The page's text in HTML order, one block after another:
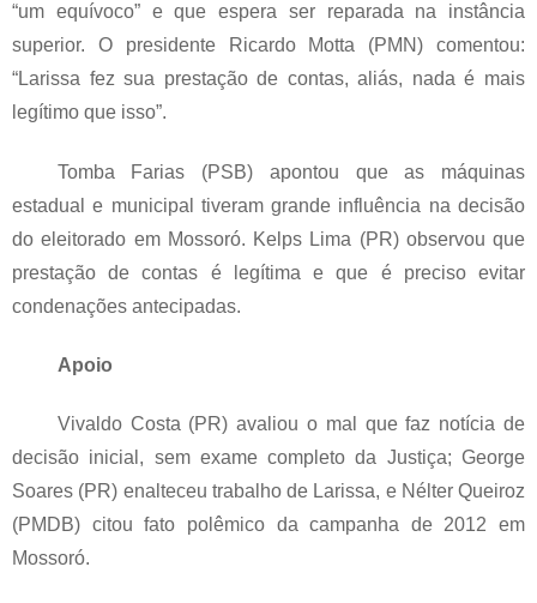
“um equívoco” e que espera ser reparada na instância
superior. O presidente Ricardo Motta (PMN) comentou:
“Larissa fez sua prestação de contas, aliás, nada é mais
legítimo que isso”.
Tomba Farias (PSB) apontou que as máquinas
estadual e municipal tiveram grande influência na decisão
do eleitorado em Mossoró. Kelps Lima (PR) observou que
prestação de contas é legítima e que é preciso evitar
condenações antecipadas.
Apoio
Vivaldo Costa (PR) avaliou o mal que faz notícia de
decisão inicial, sem exame completo da Justiça; George
Soares (PR) enalteceu trabalho de Larissa, e Nélter Queiroz
(PMDB) citou fato polêmico da campanha de 2012 em
Mossoró.